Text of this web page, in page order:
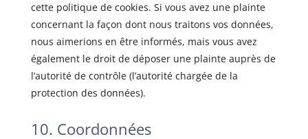
cette politique de cookies. Si vous avez une plainte
concernant la façon dont nous traitons vos données,
nous aimerions en être informés, mais vous avez
également le droit de déposer une plainte auprès de
l’autorité de contrôle (l’autorité chargée de la
protection des données).
10. Coordonnées